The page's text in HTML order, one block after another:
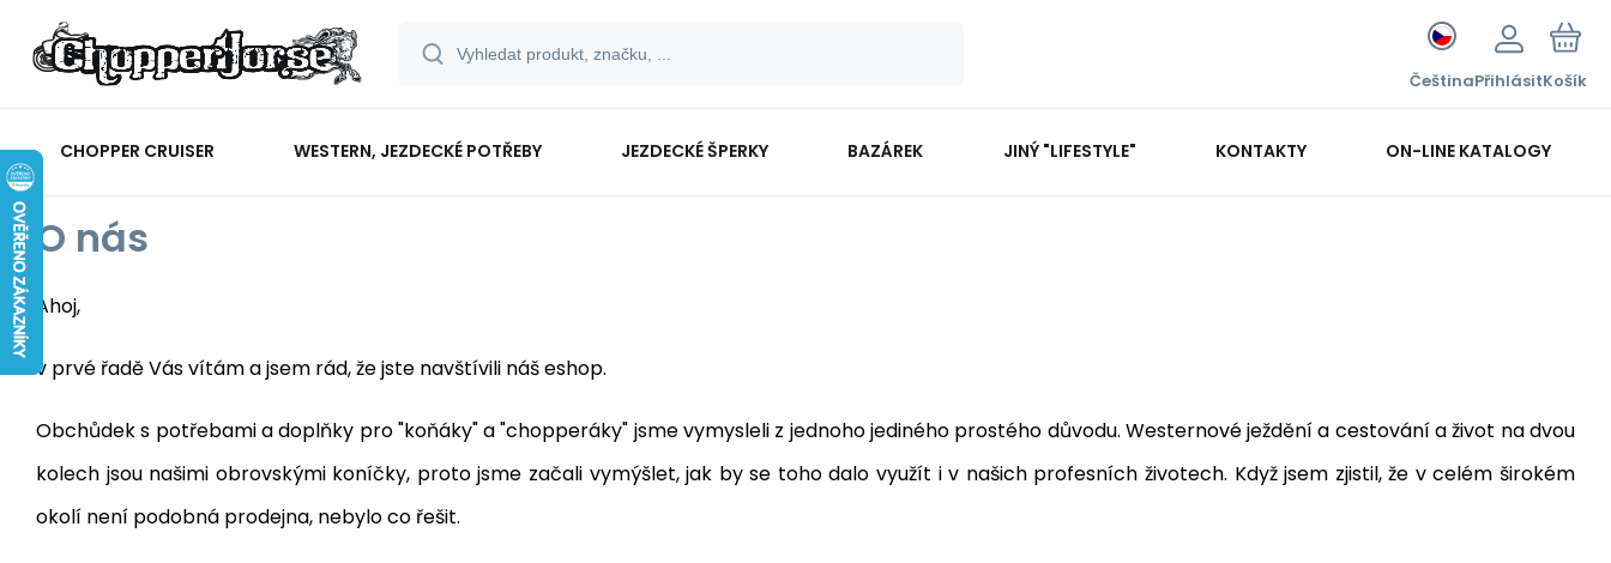
ČeštinaPřihlásitKošík
CHOPPER CRUISER WESTERN, JEZDECKÉ POTŘEBY JEZDECKÉ ŠPERKY BAZÁREK JINÝ "LIFESTYLE" KONTAKTY ON-LINE KATALOGY
O nás
Ahoj,
v prvé řadě Vás vítám a jsem rád, že jste navštívili náš eshop.
Obchůdek s potřebami a doplňky pro "koňáky" a "chopperáky" jsme vymysleli z jednoho jediného prostého důvodu. Westernové ježdění a cestování a život na dvou
kolech jsou našimi obrovskými koníčky, proto jsme začali vymýšlet, jak by se toho dalo využít i v našich profesních životech. Když jsem zjistil, že v celém širokém
okolí není podobná prodejna, nebylo co řešit.